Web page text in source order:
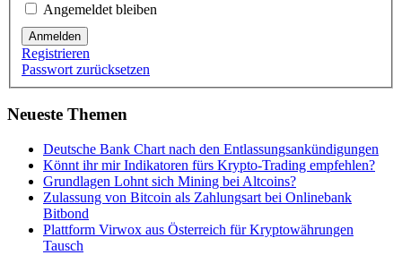
Angemeldet bleiben
Anmelden
Registrieren
Passwort zurücksetzen
Neueste Themen
Deutsche Bank Chart nach den Entlassungsankündigungen
Könnt ihr mir Indikatoren fürs Krypto-Trading empfehlen?
Grundlagen Lohnt sich Mining bei Altcoins?
Zulassung von Bitcoin als Zahlungsart bei Onlinebank
Bitbond
Plattform Virwox aus Österreich für Kryptowährungen
Tausch